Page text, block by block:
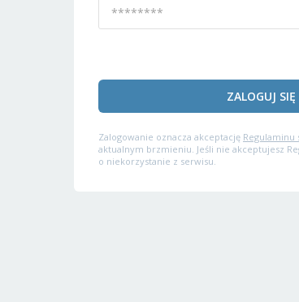
ZALOGUJ SIĘ
Zalogowanie oznacza akceptację Regulaminu
aktualnym brzmieniu. Jeśli nie akceptujesz
o niekorzystanie z serwisu.